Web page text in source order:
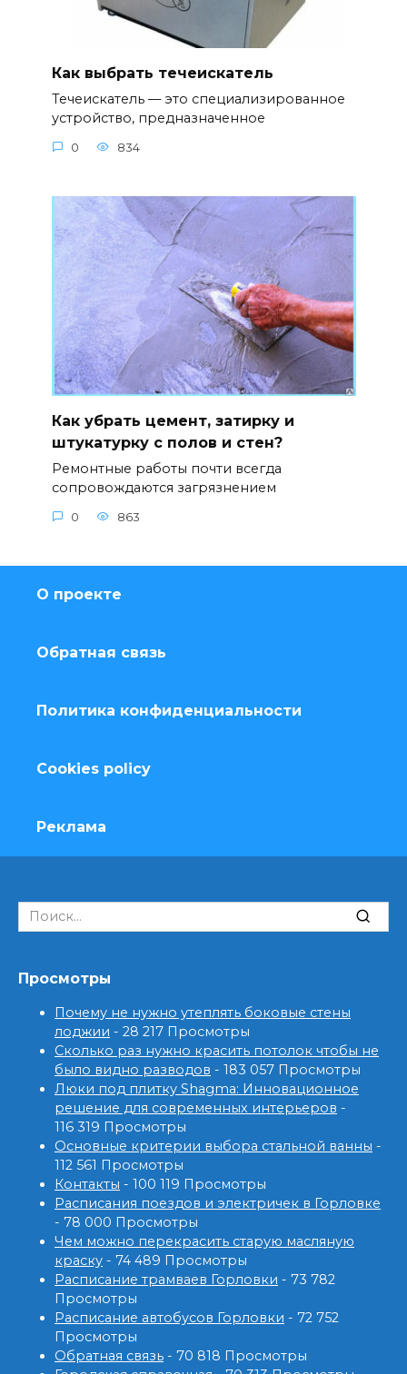
Как выбрать течеискатель
Течеискатель — это специализированное
устройство, предназначенное
0 834
Как убрать цемент, затирку и
штукатурку с полов и стен?
Ремонтные работы почти всегда
сопровождаются загрязнением
0 863
О проекте
Обратная связь
Политика конфиденциальности
Cookies policy
Реклама
Search
for:
Просмотры
Почему не нужно утеплять боковые стены
лоджии - 28 217 Просмотры
Сколько раз нужно красить потолок чтобы не
было видно разводов - 183 057 Просмотры
Люки под плитку Shagma: Инновационное
решение для современных интерьеров -
116 319 Просмотры
Основные критерии выбора стальной ванны -
112 561 Просмотры
Контакты - 100 119 Просмотры
Расписания поездов и электричек в Горловке
- 78 000 Просмотры
Чем можно перекрасить старую масляную
краску - 74 489 Просмотры
Расписание трамваев Горловки - 73 782
Просмотры
Расписание автобусов Горловки - 72 752
Просмотры
Обратная связь - 70 818 Просмотры